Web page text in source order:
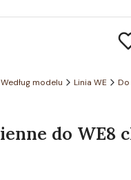
Według modelu Linia WE
do WE8